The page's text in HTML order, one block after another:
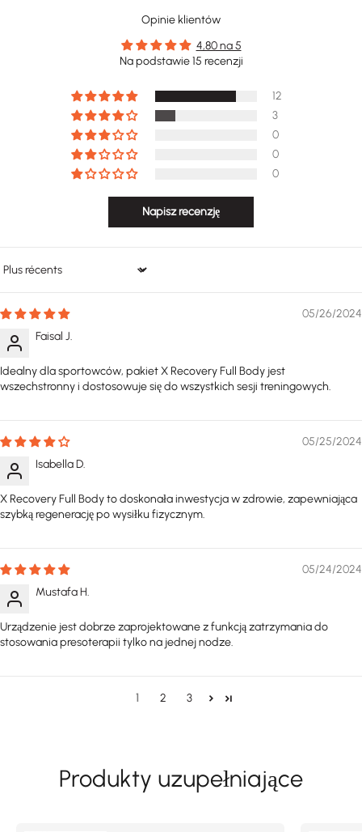
Opinie klientów
4,80 na 5
Na podstawie 15 recenzji
12
3
0
0
0
Napisz recenzję
Sort by
05/26/2024
Faisal J.
Idealny dla sportowców, pakiet X Recovery Full Body jest
wszechstronny i dostosowuje się do wszystkich sesji treningowych.
05/25/2024
Isabella D.
X Recovery Full Body to doskonała inwestycja w zdrowie, zapewniająca
szybką regenerację po wysiłku fizycznym.
05/24/2024
Mustafa H.
Urządzenie jest dobrze zaprojektowane z funkcją zatrzymania do
stosowania presoterapii tylko na jednej nodze.
1 2 3